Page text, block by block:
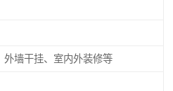
外墙干挂、室内外装修等